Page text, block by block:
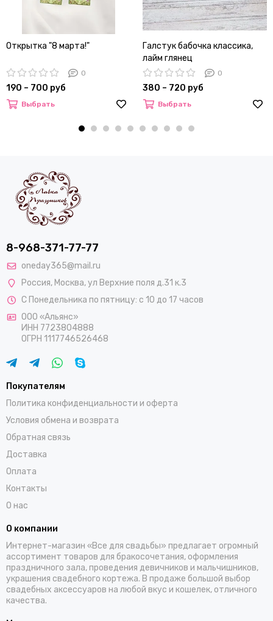
Открытка "8 марта!"
0
190 – 700 руб
Выбрать
Галстук бабочка классика,
лайм глянец
0
380 – 720 руб
Выбрать
8-968-371-77-77
oneday365@mail.ru
Россия, Москва,ул Верхние поля д.31 к.3
С Понедельника по пятницу: с 10 до 17 часов
ООО «Альянс»
ИНН 7723804888
ОГРН 1117746526468
Покупателям
Политика конфиденциальности и оферта
Условия обмена и возврата
Обратная связь
Доставка
Оплата
Контакты
О нас
О компании
Интернет-магазин «Все для свадьбы» предлагает огромный
ассортимент товаров для бракосочетания, оформления
праздничного зала, проведения девичников и мальчишников,
украшения свадебного кортежа. В продаже большой выбор
свадебных аксессуаров на любой вкус и кошелек, отличного
качества.